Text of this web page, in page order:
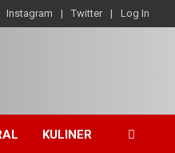
Instagram Twitter Log In
KULINER